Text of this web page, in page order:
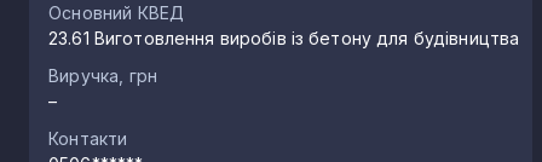
Таврійськ
Основний КВЕД
23.61 Виготовлення виробів із бетону для будівництва
Виручка, грн
–
Контакти